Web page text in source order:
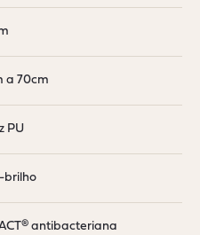
a 70cm
PU
brilho
antibacteriana